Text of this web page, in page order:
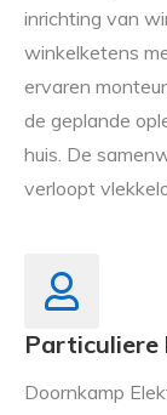
inrichting van
winkelketens
ervaren
de geplande
huis. De
verloopt
Particuliere
Doornkamp